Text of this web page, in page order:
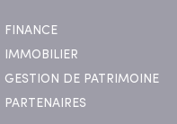
FINANCE
IMMOBILIER
GESTION DE PATRIMOINE
PARTENAIRES